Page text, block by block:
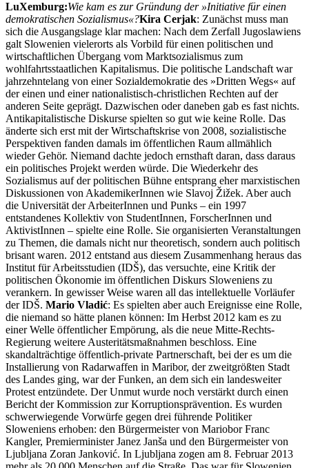
LuXemburg:Wie kam es zur Gründung der »Initiative für einen
demokratischen Sozialismus«?Kira Cerjak: Zunächst muss man
sich die Ausgangslage klar machen: Nach dem Zerfall Jugoslawiens
galt Slowenien vielerorts als Vorbild für einen politischen und
wirtschaftlichen Übergang vom Marktsozialismus zum
wohlfahrtsstaatlichen Kapitalismus. Die politische Landschaft war
jahrzehntelang von einer Sozialdemokratie des »Dritten Wegs« auf
der einen und einer nationalistisch-christlichen Rechten auf der
anderen Seite geprägt. Dazwischen oder daneben gab es fast nichts.
Antikapitalistische Diskurse spielten so gut wie keine Rolle. Das
änderte sich erst mit der Wirtschaftskrise von 2008, sozialistische
Perspektiven fanden damals im öffentlichen Raum allmählich
wieder Gehör. Niemand dachte jedoch ernsthaft daran, dass daraus
ein politisches Projekt werden würde. Die Wiederkehr des
Sozialismus auf der politischen Bühne entsprang eher marxistischen
Diskussionen von AkademikerInnen wie Slavoj Žižek. Aber auch
die Universität der ArbeiterInnen und Punks – ein 1997
entstandenes Kollektiv von StudentInnen, ForscherInnen und
AktivistInnen – spielte eine Rolle. Sie organisierten Veranstaltungen
zu Themen, die damals nicht nur theoretisch, sondern auch politisch
brisant waren. 2012 entstand aus diesem Zusammenhang heraus das
Institut für Arbeitsstudien (IDŠ), das versuchte, eine Kritik der
politischen Ökonomie im öffentlichen Diskurs Sloweniens zu
verankern. In gewisser Weise waren all das intellektuelle Vorläufer
der IDŠ. Mario Vladić: Es spielten aber auch Ereignisse eine Rolle,
die niemand so hätte planen können: Im Herbst 2012 kam es zu
einer Welle öffentlicher Empörung, als die neue Mitte-Rechts-
Regierung weitere Austeritätsmaßnahmen beschloss. Eine
skandalträchtige öffentlich-private Partnerschaft, bei der es um die
Installierung von Radarwaffen in Maribor, der zweitgrößten Stadt
des Landes ging, war der Funken, an dem sich ein landesweiter
Protest entzündete. Der Unmut wurde noch verstärkt durch einen
Bericht der Kommission zur Korruptionsprävention. Es wurden
schwerwiegende Vorwürfe gegen drei führende Politiker
Sloweniens erhoben: den Bürgermeister von Mariobor Franc
Kangler, Premierminister Janez Janša und den Bürgermeister von
Ljubljana Zoran Janković. In Ljubljana zogen am 8. Februar 2013